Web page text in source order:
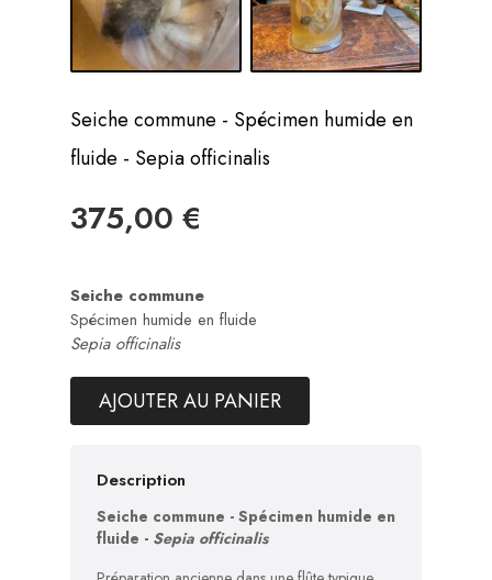
Seiche commune - Spécimen humide en
fluide - Sepia officinalis
375,00 €
Seiche commune
Spécimen humide en fluide
Sepia officinalis
AJOUTER AU PANIER
Description
Seiche commune - Spécimen humide en
fluide - Sepia officinalis